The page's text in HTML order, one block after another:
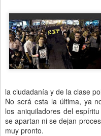
la ciudadanía y de la clase
No será esta la última, ya
los aniquiladores del
se apartan ni se dejan
muy pronto.